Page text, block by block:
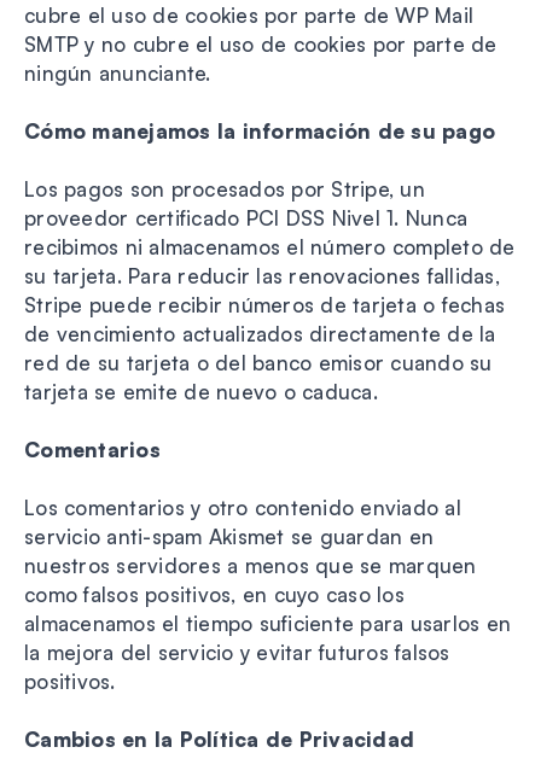
cubre el uso de cookies por parte de WP Mail
SMTP y no cubre el uso de cookies por parte de
ningún anunciante.
Cómo manejamos la información de su pago
Los pagos son procesados por Stripe, un
proveedor certificado PCI DSS Nivel 1. Nunca
recibimos ni almacenamos el número completo de
su tarjeta. Para reducir las renovaciones fallidas,
Stripe puede recibir números de tarjeta o fechas
de vencimiento actualizados directamente de la
red de su tarjeta o del banco emisor cuando su
tarjeta se emite de nuevo o caduca.
Comentarios
Los comentarios y otro contenido enviado al
servicio anti-spam Akismet se guardan en
nuestros servidores a menos que se marquen
como falsos positivos, en cuyo caso los
almacenamos el tiempo suficiente para usarlos en
la mejora del servicio y evitar futuros falsos
positivos.
Cambios en la Política de Privacidad